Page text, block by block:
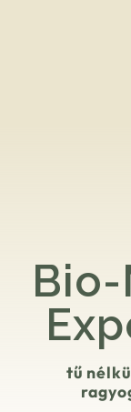
Bio-
tű